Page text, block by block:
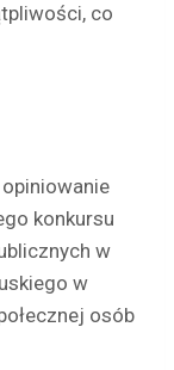
co
konkursu
w
w
osób